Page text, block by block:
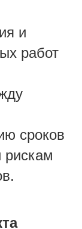
и
работ
сроков
рискам